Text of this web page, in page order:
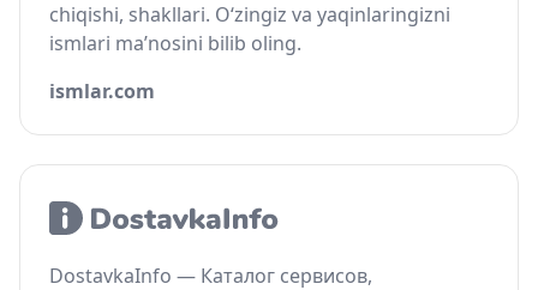
chiqishi, shakllari. O‘zingiz va yaqinlaringizni
ismlari ma’nosini bilib oling.
ismlar.com
DostavkaInfo — Каталог сервисов,